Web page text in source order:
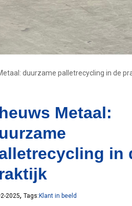
duurzame palletrecycling in de
Metaal:
in
2025, Tags: Klant in beeld